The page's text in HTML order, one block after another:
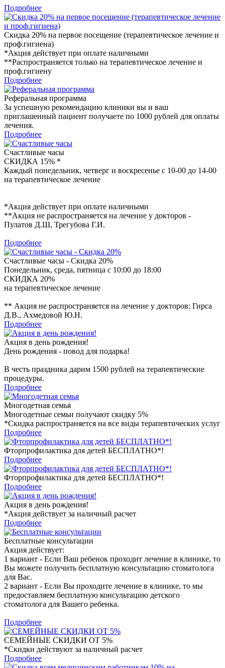
Подробнее
Скидка 20% на первое посещение (терапевтическое лечение и
проф.гигиена)
*Акция действует при оплате наличными
**Распространяется только на терапевтическое лечение и
проф.гигиену
Подробнее
Реферальная программа
За успешную рекомендацию клиники вы и ваш
приглашенный пациент получаете по 1000 рублей для оплаты
лечения.
Подробнее
Счастливые часы
СКИДКА 15% *
Каждый понедельник, четверг и воскресенье с 10-00 до 14-00
на терапевтическое лечение
*Акция действует при оплате наличными
**Акция не распространяется на лечение у докторов -
Пулатов Д.Ш, Трегубова Г.И.
Подробнее
Счастливые часы - Скидка 20%
Понедельник, среда, пятница с 10:00 до 18:00
СКИДКА 20%
на терапевтическое лечение
** Акция не распространяется на лечение у докторов: Гирса
Д.В., Ахмедовой Ю.Н.
Подробнее
Акция в день рождения!
День рождения - повод для подарка!
В честь праздника дарим 1500 рублей на терапевтические
процедуры.
Подробнее
Многодетная семья
Многодетные семьи получают скидку 5%
*Скидка распространяется на все виды терапевтических услуг
Подробнее
Фторпрофилактика для детей БЕСПЛАТНО*!
Подробнее
Фторпрофилактика для детей БЕСПЛАТНО*!
Подробнее
Акция в день рождения!
*Акция действует за наличный расчет
Подробнее
Бесплатные консультации
Акция действует:
1 вариант - Если Ваш ребенок проходит лечение в клинике, то
Вы можете получить бесплатную консультацию стоматолога
для Вас.
2 вариант - Если Вы проходите лечение в клинике, то мы
предоставляем бесплатную консультацию детского
стоматолога для Вашего ребенка.
Подробнее
СЕМЕЙНЫЕ СКИДКИ ОТ 5%
*Скидки действуют за наличный расчет
Подробнее